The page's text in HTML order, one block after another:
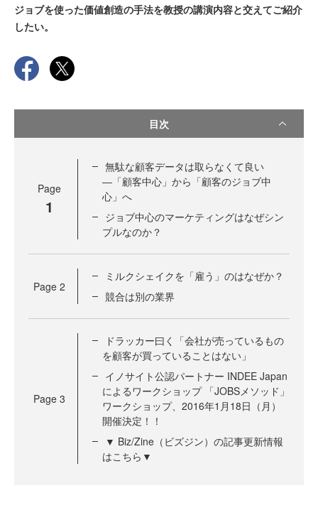
ジョブを使った価値創造の手法を教授の講演内容と交えてご紹介
したい。
目次
Page
1
無駄な顧客データは取らなくて良い
―「顧客中心」から「顧客のジョブ中
心」へ
ジョブ中心のマーケティングはなぜシン
プルなのか？
Page 2
ミルクシェイクを「雇う」のはなぜか？
競合は別の業界
Page 3
ドラッカー曰く「会社が売っているもの
を顧客が買っていることはない」
イノサイト公認パートナー INDEE Japan
によるワークショップ 「JOBSメソッド」
ワークショップ、2016年1月18日（月）
開催決定！！
▼ Biz/Zine（ビズジン）の記事更新情報
はこちら▼